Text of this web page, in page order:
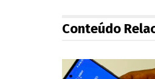
Conteúdo